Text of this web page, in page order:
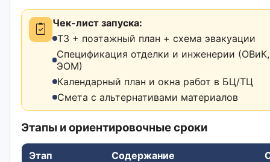
Чек-лист запуска:
ТЗ + поэтажный план + схема эвакуации
Спецификация отделки и инженерии
ЭОМ)
Календарный план и окна работ в БЦ/ТЦ
Смета с альтернативами материалов
Этапы и ориентировочные сроки
Этап Содержание